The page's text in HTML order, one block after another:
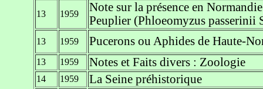
13 1959
Note sur la présence en
Peuplier (Phloeomyzus passerinii
13 1959 Pucerons ou Aphides de Haute-
13 1959 Notes et Faits divers : Zoologie
14 1959 La Seine préhistorique